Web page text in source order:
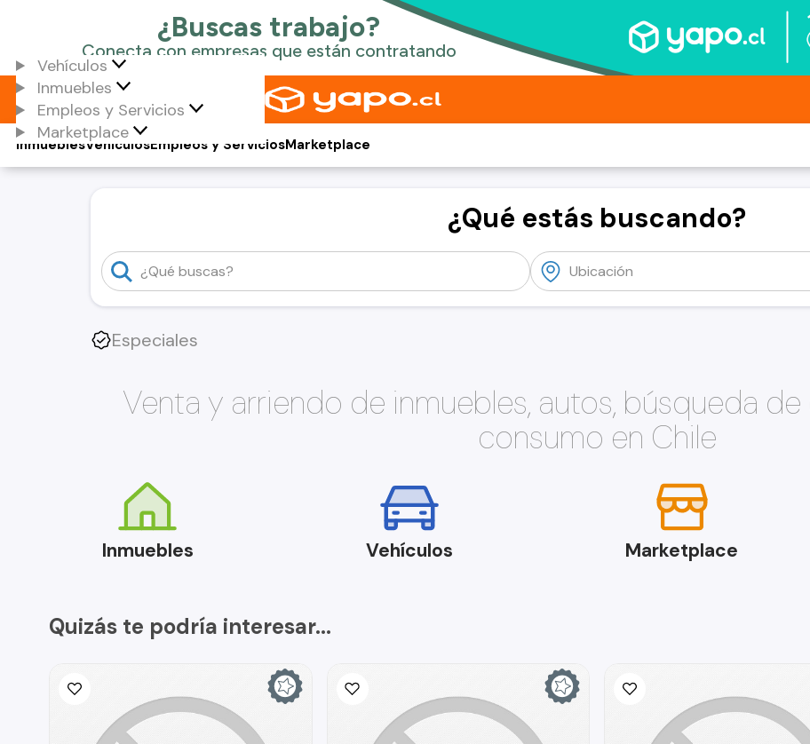
Vehículos
Inmuebles
Empleos y Servicios
Marketplace
Vehículos
Inmuebles Empleos y ServiciosMarketplace
¿Qué estás buscando?
Especiales
Venta y arriendo de inmuebles, autos, búsqueda
consumo en Chile
Inmuebles Vehículos Marketplace
Quizás te podría interesar...